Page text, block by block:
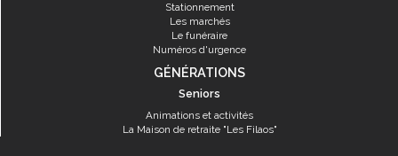
Stationnement
Les marchés
Le funéraire
Numéros d'urgence
GÉNÉRATIONS
Seniors
Animations et activités
La Maison de retraite "Les Filaos"